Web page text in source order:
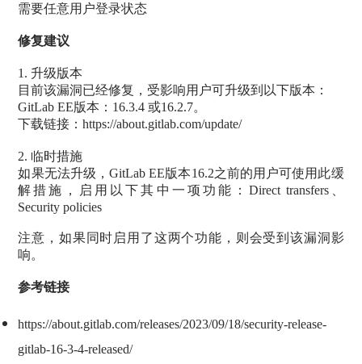
需要任意用户登录状态
修复建议
1. 升级版本
目前该漏洞已经修复，受影响用户可升级到以下版本：
GitLab EE版本：16.3.4 或16.2.7。
下载链接：https://about.gitlab.com/update/
2. 临时措施
如果无法升级，GitLab EE版本16.2之前的用户可使用此缓
解措施，启用以下其中一项功能：Direct transfers、
Security policies
注意，如果同时启用了这两个功能，则会受到该漏洞影
响。
参考链接
https://about.gitlab.com/releases/2023/09/18/security-release-
gitlab-16-3-4-released/